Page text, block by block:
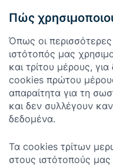
Πώς
Όπως οι περισσότερες
ιστότοπός μας
και τρίτου μέρους,
cookies πρώτου
απαραίτητα για τη
και δεν συλλέγουν
δεδομένα.
Τα cookies τρίτων
στους ιστότοπούς μας